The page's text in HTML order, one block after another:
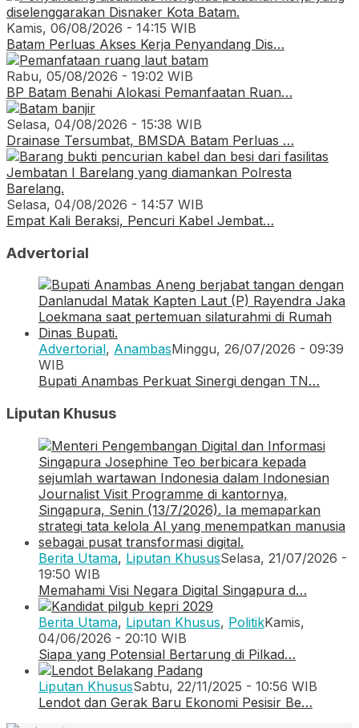
Kamis, 06/08/2026 - 14:15 WIB
Batam Perluas Akses Kerja Penyandang Dis…
Rabu, 05/08/2026 - 19:02 WIB
BP Batam Benahi Alokasi Pemanfaatan Ruan…
Selasa, 04/08/2026 - 15:38 WIB
Drainase Tersumbat, BMSDA Batam Perluas …
Selasa, 04/08/2026 - 14:57 WIB
Empat Kali Beraksi, Pencuri Kabel Jembat…
Advertorial
Advertorial, AnambasMinggu, 26/07/2026 - 09:39
WIB
Bupati Anambas Perkuat Sinergi dengan TN…
Liputan Khusus
Berita Utama, Liputan KhususSelasa, 21/07/2026 -
19:50 WIB
Memahami Visi Negara Digital Singapura d…
Berita Utama, Liputan Khusus, PolitikKamis,
04/06/2026 - 20:10 WIB
Siapa yang Potensial Bertarung di Pilkad…
Liputan KhususSabtu, 22/11/2025 - 10:56 WIB
Lendot dan Gerak Baru Ekonomi Pesisir Be…